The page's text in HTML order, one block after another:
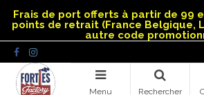
Frais de port offerts à partir de 99
points de retrait (France Belgique,
autre code
Menu Rechercher